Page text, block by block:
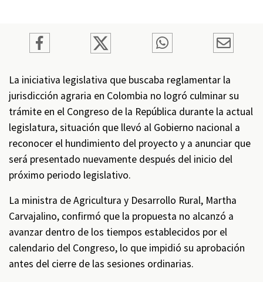
La iniciativa legislativa que buscaba reglamentar la
jurisdicción agraria en Colombia no logró culminar su
trámite en el Congreso de la República durante la actual
legislatura, situación que llevó al Gobierno nacional a
reconocer el hundimiento del proyecto y a anunciar que
será presentado nuevamente después del inicio del
próximo periodo legislativo.
La ministra de Agricultura y Desarrollo Rural, Martha
Carvajalino, confirmó que la propuesta no alcanzó a
avanzar dentro de los tiempos establecidos por el
calendario del Congreso, lo que impidió su aprobación
antes del cierre de las sesiones ordinarias.